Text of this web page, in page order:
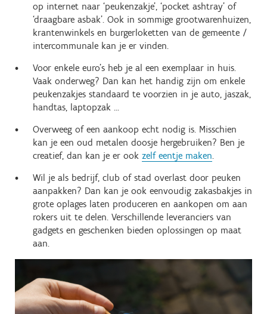
op internet naar ‘peukenzakje’, ‘pocket ashtray’ of
‘draagbare asbak’. Ook in sommige grootwarenhuizen,
krantenwinkels en burgerloketten van de gemeente /
intercommunale kan je er vinden.
Voor enkele euro’s heb je al een exemplaar in huis.
Vaak onderweg? Dan kan het handig zijn om enkele
peukenzakjes standaard te voorzien in je auto, jaszak,
handtas, laptopzak ...
Overweeg of een aankoop echt nodig is. Misschien
kan je een oud metalen doosje hergebruiken? Ben je
creatief, dan kan je er ook zelf eentje maken.
Wil je als bedrijf, club of stad overlast door peuken
aanpakken? Dan kan je ook eenvoudig zakasbakjes in
grote oplages laten produceren en aankopen om aan
rokers uit te delen. Verschillende leveranciers van
gadgets en geschenken bieden oplossingen op maat
aan.